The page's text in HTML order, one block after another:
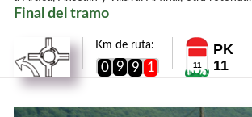
Final del tramo
Km de ruta:
0 9 9 1 11
PK
11